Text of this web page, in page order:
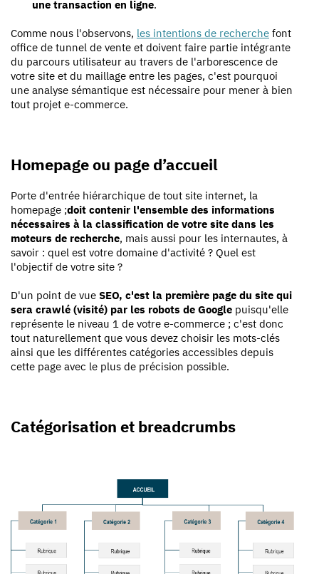
une transaction en ligne.
Comme nous l'observons, les intentions de recherche font
office de tunnel de vente et doivent faire partie intégrante
du parcours utilisateur au travers de l'arborescence de
votre site et du maillage entre les pages, c'est pourquoi
une analyse sémantique est nécessaire pour mener à bien
tout projet e-commerce.
Homepage ou page d’accueil
Porte d'entrée hiérarchique de tout site internet, la
homepage ;doit contenir l'ensemble des informations
nécessaires à la classification de votre site dans les
moteurs de recherche, mais aussi pour les internautes, à
savoir : quel est votre domaine d'activité ? Quel est
l'objectif de votre site ?
D'un point de vue SEO, c'est la première page du site qui
sera crawlé (visité) par les robots de Google puisqu'elle
représente le niveau 1 de votre e-commerce ; c'est donc
tout naturellement que vous devez choisir les mots-clés
ainsi que les différentes catégories accessibles depuis
cette page avec le plus de précision possible.
Catégorisation et breadcrumbs